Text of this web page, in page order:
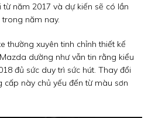
năm 2017 và dự kiến sẽ có lần
năm nay.
thường xuyên tinh chỉnh thiết kế
dường như vẫn tin rằng kiểu
đủ sức duy trì sức hút. Thay đổi
cấp này chủ yếu đến từ màu sơn